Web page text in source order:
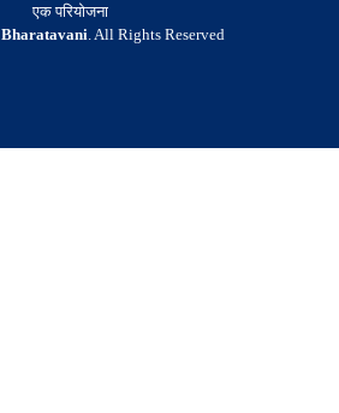
एक परियोजना
Bharatavani. All Rights Reserved